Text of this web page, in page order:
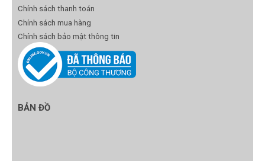
Chính sách thanh toán
Chính sách mua hàng
Chính sách bảo mật thông tin
BẢN ĐỒ